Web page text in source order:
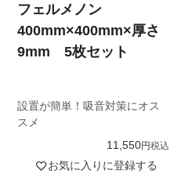
設置が簡単！吸音対策にオス
スメ
フェルメノン
400mm×400mm×厚さ
9mm 5枚セット
11,550 税込
お気に入りに登録する